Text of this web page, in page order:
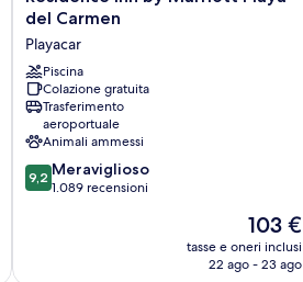
Inn
Marriott
Playa
del
Carmen
Playacar
del Carmen
Playacar
Piscina
Colazione gratuita
Trasferimento
aeroportuale
Animali ammessi
9.2
su
9,2 Meraviglioso
1.089 recensioni
Il
prezzo
attuale
103 €
tasse e oneri inclusi
22 ago - 23 ago